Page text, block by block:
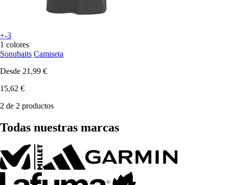
+-3
1 colores
Sonubaits Camiseta
Desde 21,99 €
15,62 €
2 de 2 productos
Todas nuestras marcas